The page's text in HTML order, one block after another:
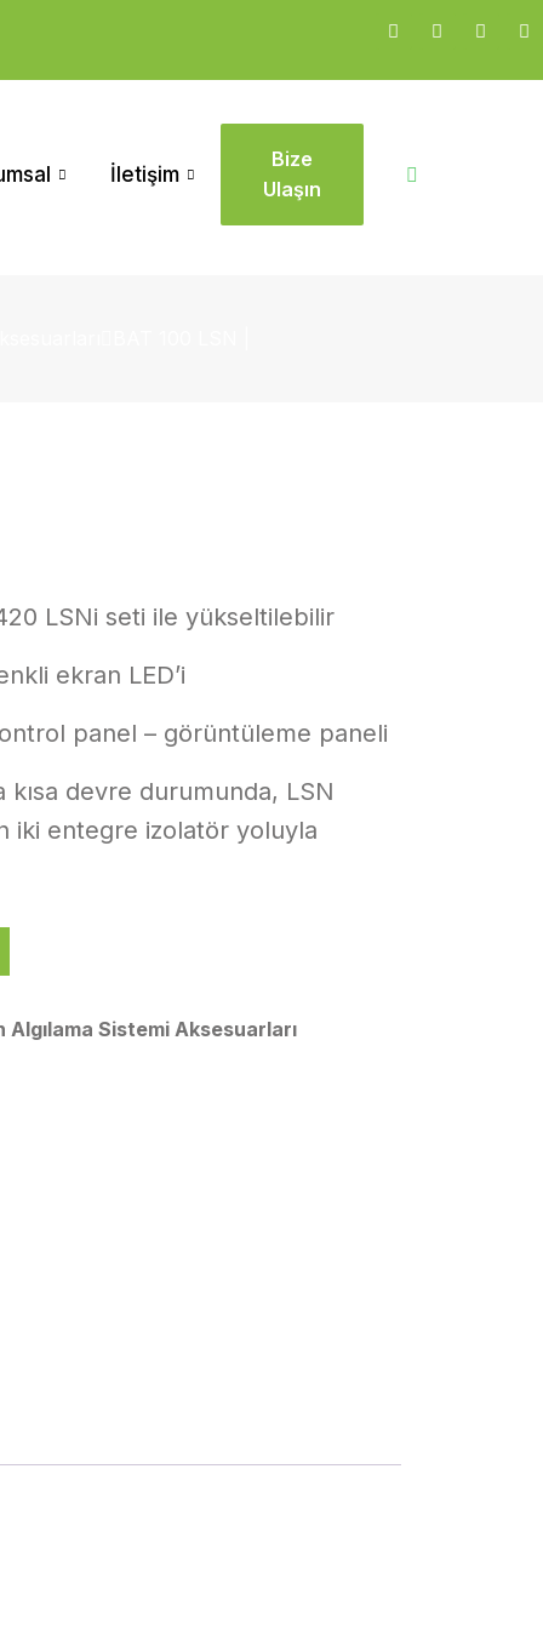
İletişim
Bize
Ulaşın
LSNi seti ile yükseltilebilir
ekran LED’i
panel – görüntüleme paneli
devre durumunda, LSN
iki entegre izolatör yoluyla
Algılama Sistemi Aksesuarları